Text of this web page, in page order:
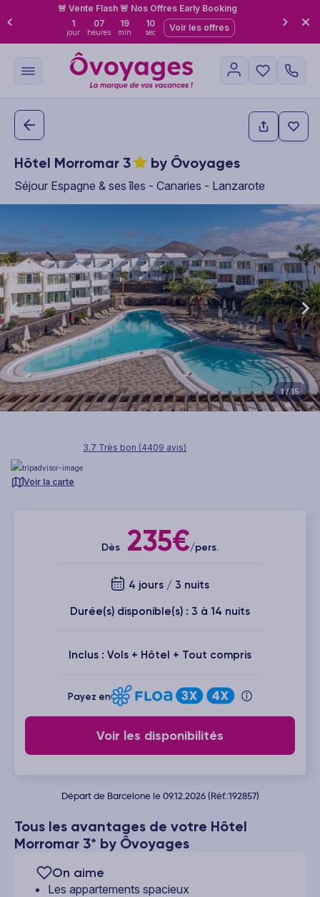
🚨 Vente Flash 🚨 Nos Offres Early Booking
1
jour
07
heures
19
min
09
sec Voir les offres
Hôtel Morromar 3 by Ôvoyages
Séjour Espagne & ses îles - Canaries - Lanzarote
This carousel shows one large product image at a time. Use the
1/ 15
3.7 Très bon (4409 avis)
Voir la carte
Tous les avantages de votre Hôtel
Morromar 3* by Ôvoyages
On aime
Les appartements spacieux
Dès 235€/pers.
4 jours / 3 nuits
Durée(s) disponible(s) : 3 à 14 nuits
Inclus : Vols + Hôtel + Tout compris
Payez en
Voir les disponibilités
Départ de Barcelone le 09.12.2026 (Réf.:192857)